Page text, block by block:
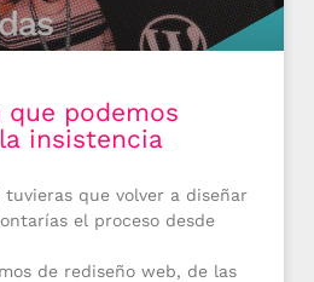
que podemos
insistencia
tuvieras que volver a diseñar
el proceso desde
de rediseño web, de las